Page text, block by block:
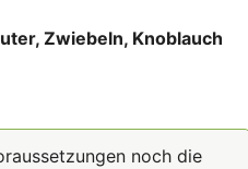
Zwiebeln, Knoblauch
noch die